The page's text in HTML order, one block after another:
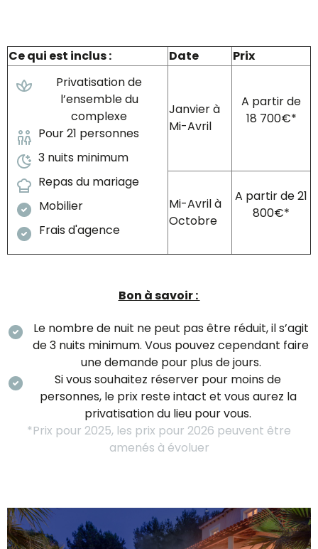
Ce qui est inclus : Date
Prix
Privatisation de
l’ensemble du
complexe
Pour 21 personnes
3 nuits minimum
Repas du mariage
Mobilier
Frais d'agence
Janvier à
Mi-Avril
A partir de
18 700€*
Mi-Avril à
Octobre
A partir de 21
800€*
Bon à savoir :
Le nombre de nuit ne peut pas être réduit, il s’agit
de 3 nuits minimum. Vous pouvez cependant faire
une demande pour plus de jours.
Si vous souhaitez réserver pour moins de
personnes, le prix reste intact et vous aurez la
privatisation du lieu pour vous.
*Prix pour 2025, les prix pour 2026 peuvent être
amenés à évoluer